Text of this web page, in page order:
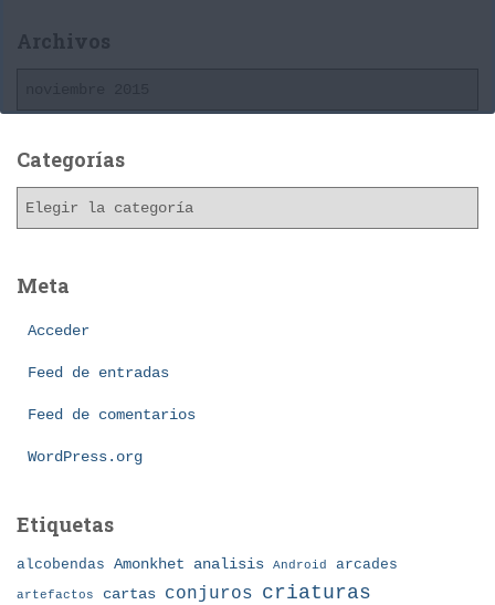
Archivos
h
o
Categorías
g
Meta
Acceder
Feed de entradas
Feed de comentarios
WordPress.org
Etiquetas
alcobendas Amonkhet analisis Android arcades
artefactos cartas conjuros criaturas